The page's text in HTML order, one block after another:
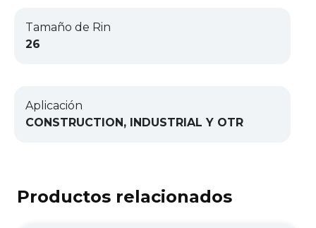
Tamaño de Rin
26
Aplicación
CONSTRUCTION, INDUSTRIAL Y OTR
Productos relacionados